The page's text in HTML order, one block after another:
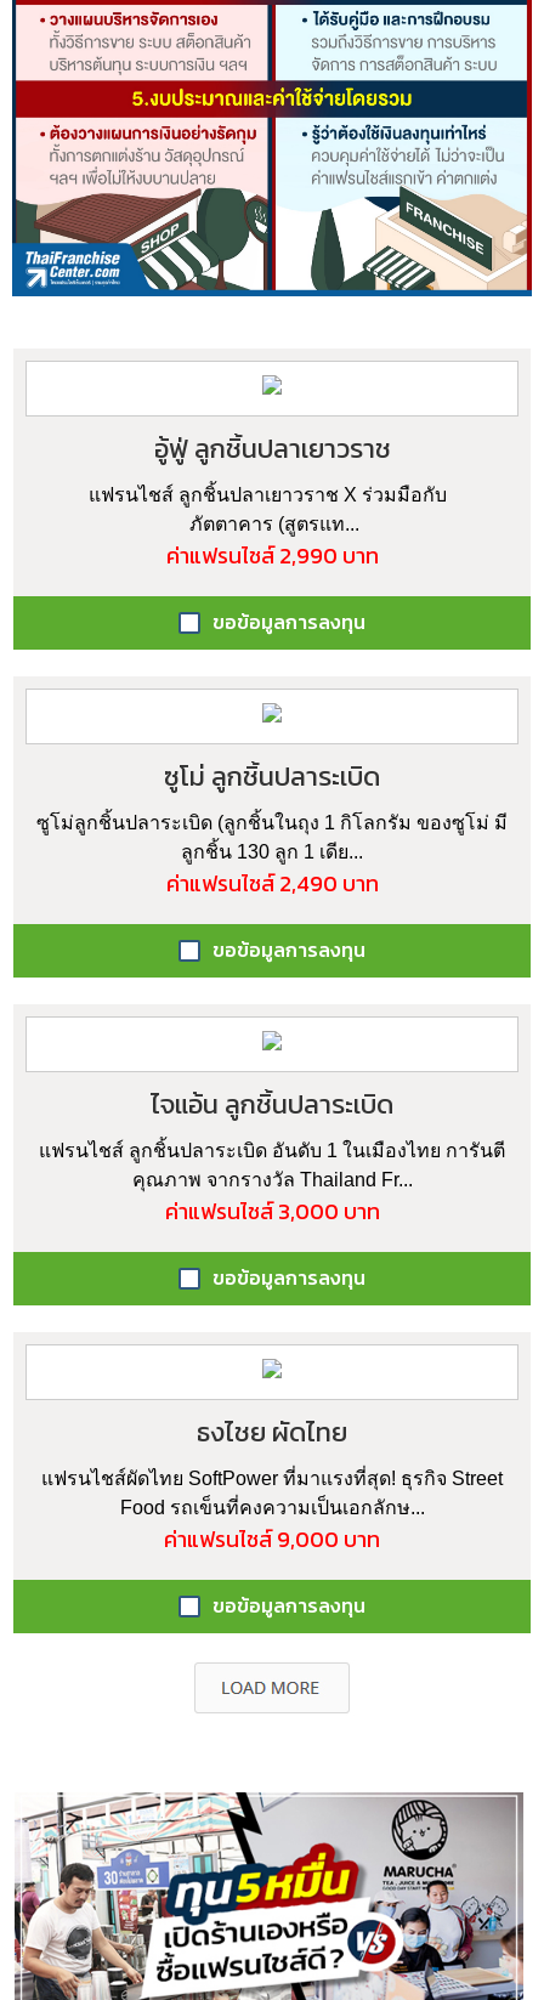
อู้ฟู่ ลูกชิ้นปลาเยาวราช
แฟรนไชส์ ลูกชิ้นปลาเยาวราช X ร่วมมือกับ
ภัตตาคาร (สูตรแท...
ค่าแฟรนไชส์ 2,990 บาท
ขอข้อมูลการลงทุน
ซูโม่ ลูกชิ้นปลาระเบิด
ซูโม่ลูกชิ้นปลาระเบิด (ลูกชิ้นในถุง 1 กิโลกรัม ของซูโม่ มี
ลูกชิ้น 130 ลูก 1 เดีย...
ค่าแฟรนไชส์ 2,490 บาท
ขอข้อมูลการลงทุน
ไจแอ้น ลูกชิ้นปลาระเบิด
แฟรนไชส์ ลูกชิ้นปลาระเบิด อันดับ 1 ในเมืองไทย การันตี
คุณภาพ จากรางวัล Thailand Fr...
ค่าแฟรนไชส์ 3,000 บาท
ขอข้อมูลการลงทุน
ธงไชย ผัดไทย
แฟรนไชส์ผัดไทย SoftPower ที่มาแรงที่สุด! ธุรกิจ Street
Food รถเข็นที่คงความเป็นเอกลักษ...
ค่าแฟรนไชส์ 9,000 บาท
ขอข้อมูลการลงทุน